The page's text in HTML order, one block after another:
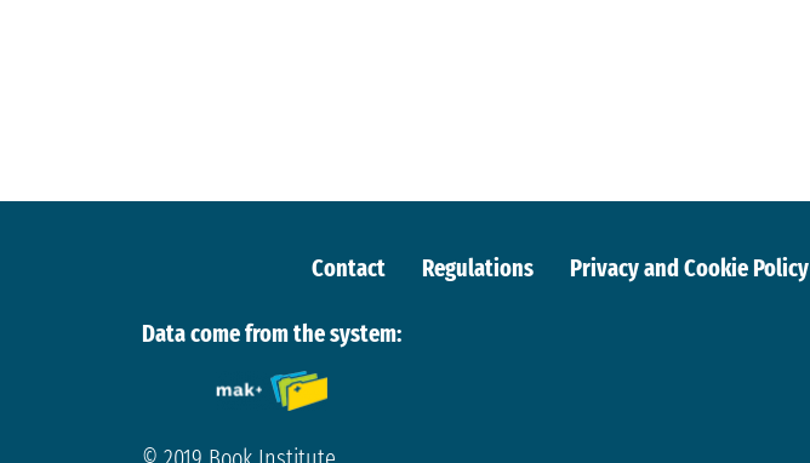
Contact Regulations Privacy and Cookie Policy
Data come from the system: